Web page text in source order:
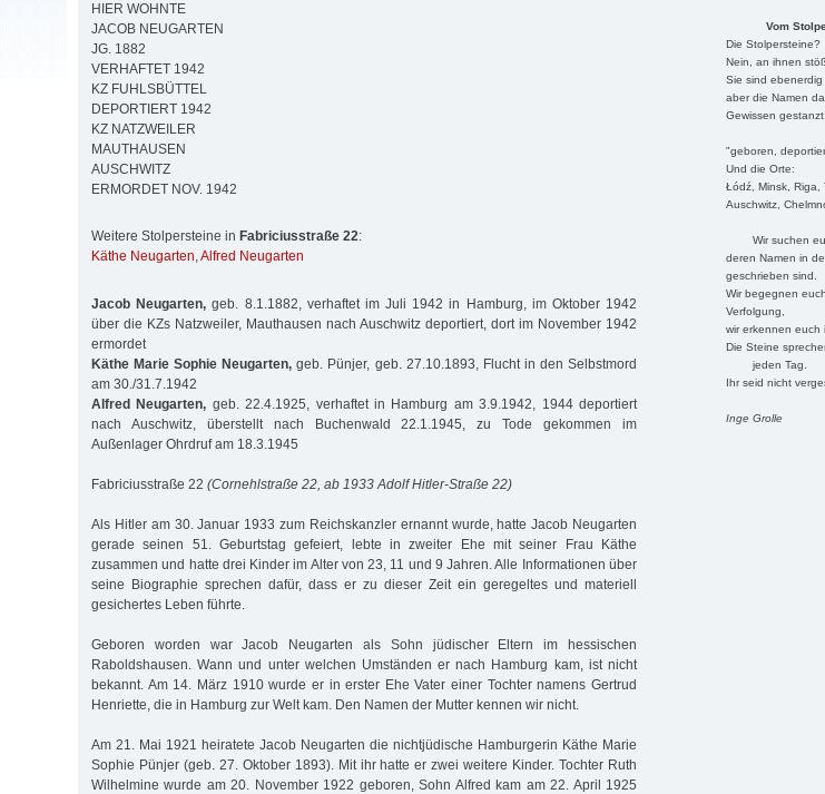
Vom
Die Stolpersteine?
Nein, an ihnen
Sie sind
aber die Namen
Gewissen gestanzt:
"geboren,
Und die Orte:
Łódź, Minsk, Riga,
Auschwitz,
Wir suchen
deren Namen in
geschrieben sind.
Wir begegnen
Verfolgung,
wir erkennen euch
Die Steine
jeden Tag.
Ihr seid nicht
Inge Grolle
HIER WOHNTE
JACOB NEUGARTEN
JG. 1882
VERHAFTET 1942
KZ FUHLSBÜTTEL
DEPORTIERT 1942
KZ NATZWEILER
MAUTHAUSEN
AUSCHWITZ
ERMORDET NOV. 1942
Weitere Stolpersteine in Fabriciusstraße 22:
Käthe Neugarten,Alfred Neugarten
Jacob Neugarten, geb. 8.1.1882, verhaftet im Juli 1942 in Hamburg, im Oktober 1942
über die KZs Natzweiler, Mauthausen nach Auschwitz deportiert, dort im November 1942
ermordet
Käthe Marie Sophie Neugarten, geb. Pünjer, geb. 27.10.1893, Flucht in den Selbstmord
am 30./31.7.1942
Alfred Neugarten, geb. 22.4.1925, verhaftet in Hamburg am 3.9.1942, 1944 deportiert
nach Auschwitz, überstellt nach Buchenwald 22.1.1945, zu Tode gekommen im
Außenlager Ohrdruf am 18.3.1945
Fabriciusstraße 22 (Cornehlstraße 22, ab 1933 Adolf Hitler-Straße 22)
Als Hitler am 30. Januar 1933 zum Reichskanzler ernannt wurde, hatte Jacob Neugarten
gerade seinen 51. Geburtstag gefeiert, lebte in zweiter Ehe mit seiner Frau Käthe
zusammen und hatte drei Kinder im Alter von 23, 11 und 9 Jahren. Alle Informationen über
seine Biographie sprechen dafür, dass er zu dieser Zeit ein geregeltes und materiell
gesichertes Leben führte.
Geboren worden war Jacob Neugarten als Sohn jüdischer Eltern im hessischen
Raboldshausen. Wann und unter welchen Umständen er nach Hamburg kam, ist nicht
bekannt. Am 14. März 1910 wurde er in erster Ehe Vater einer Tochter namens Gertrud
Henriette, die in Hamburg zur Welt kam. Den Namen der Mutter kennen wir nicht.
Am 21. Mai 1921 heiratete Jacob Neugarten die nichtjüdische Hamburgerin Käthe Marie
Sophie Pünjer (geb. 27. Oktober 1893). Mit ihr hatte er zwei weitere Kinder. Tochter Ruth
Wilhelmine wurde am 20. November 1922 geboren, Sohn Alfred kam am 22. April 1925